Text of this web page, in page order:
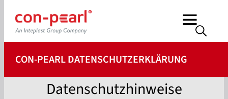
CON-PEARL DATENSCHUTZERKLÄRUNG
Datenschutzhinweise